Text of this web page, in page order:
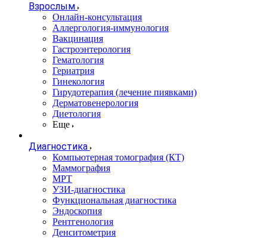
Взрослым
Онлайн-консультация
Аллергология-иммунология
Вакцинация
Гастроэнтерология
Гематология
Гериатрия
Гинекология
Гирудотерапия (лечение пиявками)
Дерматовенерология
Диетология
Еще
Диагностика
Компьютерная томография (КТ)
Маммография
МРТ
УЗИ-диагностика
Функциональная диагностика
Эндоскопия
Рентгенология
Денситометрия